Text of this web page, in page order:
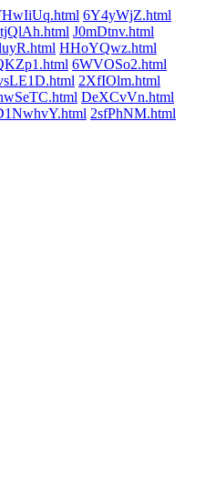
6Y4yWjZ.html
J0mDtnv.html
HHoYQwz.html
6WVOSo2.html
2XfIOlm.html
DeXCvVn.html
2sfPhNM.html